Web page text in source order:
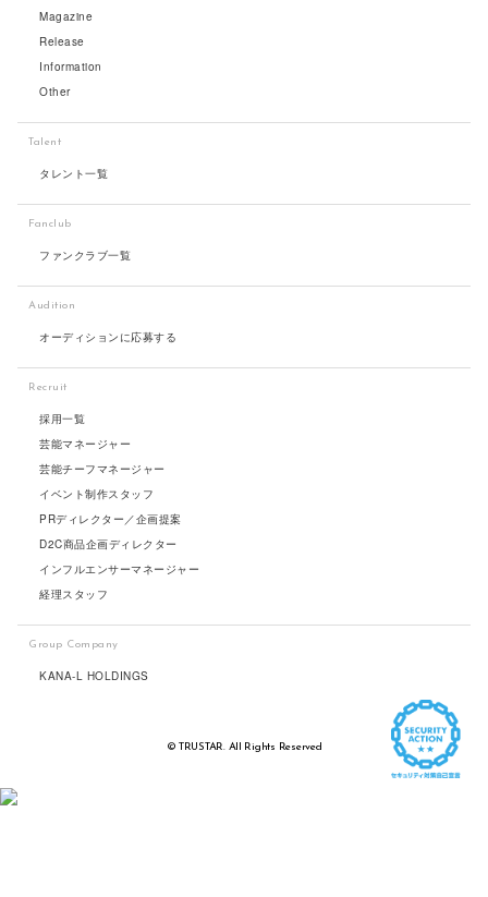
Magazine
Release
Information
Other
Talent
タレント一覧
Fanclub
ファンクラブ一覧
Audition
オーディションに応募する
Recruit
採用一覧
芸能マネージャー
芸能チーフマネージャー
イベント制作スタッフ
PRディレクター／企画提案
D2C商品企画ディレクター
インフルエンサーマネージャー
経理スタッフ
Group Company
KANA-L HOLDINGS
© TRUSTAR. All Rights Reserved